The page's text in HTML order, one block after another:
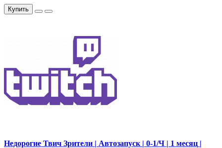
Купить
Недорогие Твич Зрители | Автозапуск | 0-1/Ч | 1 месяц |